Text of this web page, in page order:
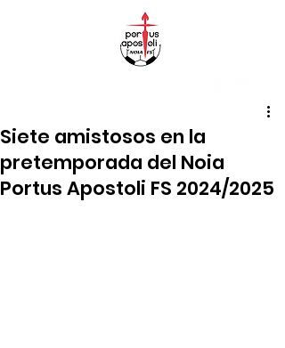
Siete amistosos en la
pretemporada del Noia
Portus Apostoli FS 2024/2025